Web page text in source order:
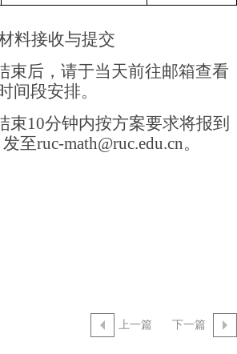
料接收与提交
束后，请于当天前往邮箱查看
间段安排。
束10分钟内按方案要求将报到
发至ruc-math@ruc.edu.cn。
上一篇 下一篇